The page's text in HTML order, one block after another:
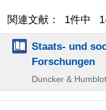
関連文献： 1件中
Staats- und
Forschungen
Duncker & Humblot